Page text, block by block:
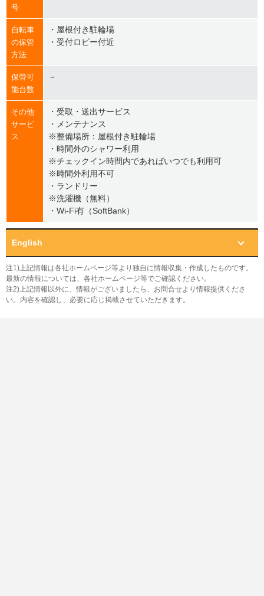
号
自転車
の保管
方法
・屋根付き駐輪場
・受付ロビー付近
保管可
能台数
－
その他
サービ
ス
・受取・送出サービス
・メンテナンス
※整備場所：屋根付き駐輪場
・時間外のシャワー利用
※チェックイン時間内であればいつでも利用可
※時間外利用不可
・ランドリー
※洗濯機（無料）
・Wi-Fi有（SoftBank）
English
注1)上記情報は各社ホームページ等より独自に情報収集・作成したものです。
最新の情報については、各社ホームページ等でご確認ください。
注2)上記情報以外に、情報がございましたら、お問合せより情報提供くださ
い。内容を確認し、必要に応じ掲載させていただきます。